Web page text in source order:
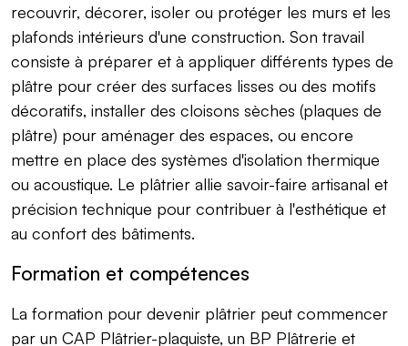
recouvrir, décorer, isoler ou protéger les murs et les
plafonds intérieurs d'une construction. Son travail
consiste à préparer et à appliquer différents types de
plâtre pour créer des surfaces lisses ou des motifs
décoratifs, installer des cloisons sèches (plaques de
plâtre) pour aménager des espaces, ou encore
mettre en place des systèmes d'isolation thermique
ou acoustique. Le plâtrier allie savoir-faire artisanal et
précision technique pour contribuer à l'esthétique et
au confort des bâtiments.
Formation et compétences
La formation pour devenir plâtrier peut commencer
par un CAP Plâtrier-plaquiste, un BP Plâtrerie et